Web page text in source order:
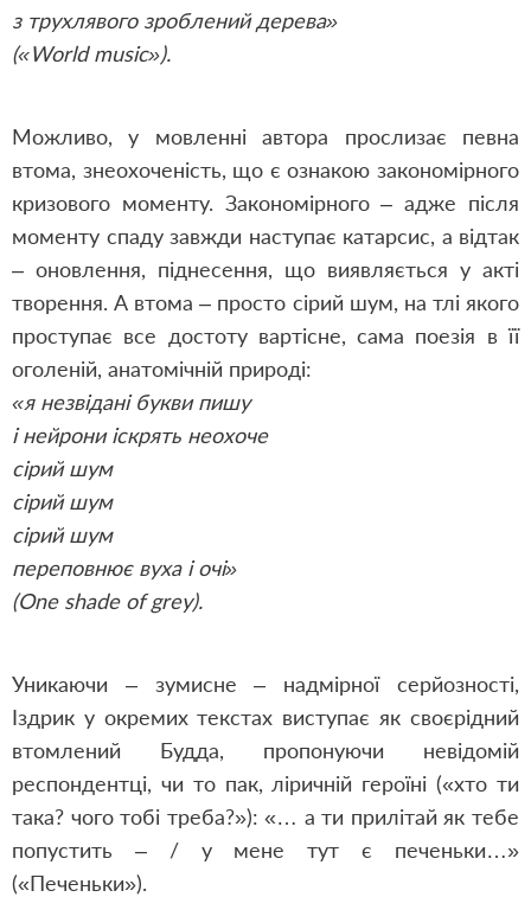
з трухлявого зроблений дерева»
(«World music»).
Можливо, у мовленні автора прослизає певна
втома, знеохоченість, що є ознакою закономірного
кризового моменту. Закономірного – адже після
моменту спаду завжди наступає катарсис, а відтак
– оновлення, піднесення, що виявляється у акті
творення. А втома – просто сірий шум, на тлі якого
проступає все достоту вартісне, сама поезія в її
оголеній, анатомічній природі:
«я незвідані букви пишу
і нейрони іскрять неохоче
сірий шум
сірий шум
сірий шум
переповнює вуха і очі»
(One shade of grey).
Уникаючи – зумисне – надмірної серйозності,
Іздрик у окремих текстах виступає як своєрідний
втомлений Будда, пропонуючи невідомій
респондентці, чи то пак, ліричній героїні («хто ти
така? чого тобі треба?»): «… а ти прилітай як тебе
попустить – / у мене тут є печеньки…»
(«Печеньки»).